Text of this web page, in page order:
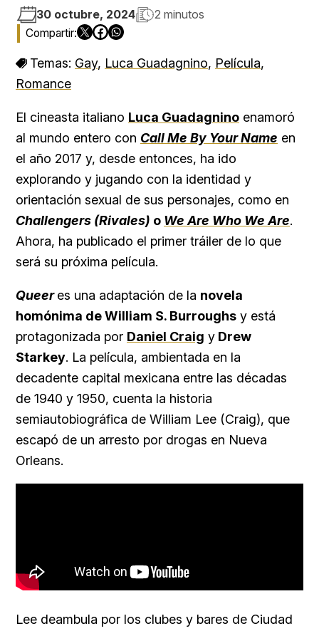
30 octubre, 2024 2 minutos
Temas: Gay, Luca Guadagnino, Película,
Romance
El cineasta italiano Luca Guadagnino enamoró
al mundo entero con Call Me By Your Name en
el año 2017 y, desde entonces, ha ido
explorando y jugando con la identidad y
orientación sexual de sus personajes, como en
Challengers (Rivales) o We Are Who We Are.
Ahora, ha publicado el primer tráiler de lo que
será su próxima película.
Queer es una adaptación de la novela
homónima de William S. Burroughs y está
protagonizada por Daniel Craig y Drew
Starkey. La película, ambientada en la
decadente capital mexicana entre las décadas
de 1940 y 1950, cuenta la historia
semiautobiográfica de William Lee (Craig), que
escapó de un arresto por drogas en Nueva
Orleans.
Lee deambula por los clubes y bares de Ciudad